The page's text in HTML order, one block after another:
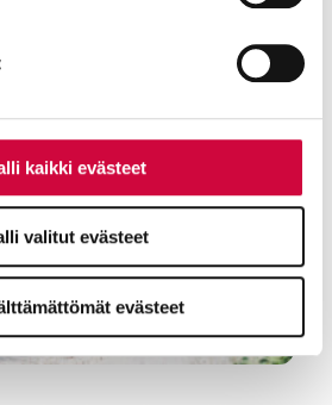
kaikki evästeet
valitut evästeet
evästeet